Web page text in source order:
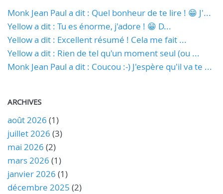
Monk Jean Paul a dit : Quel bonheur de te lire ! 😁 J'...
Yellow a dit : Tu es énorme, j'adore ! 😁 D...
Yellow a dit : Excellent résumé ! Cela me fait ...
Yellow a dit : Rien de tel qu'un moment seul (ou ...
Monk Jean Paul a dit : Coucou :-) J'espère qu'il va te ...
ARCHIVES
août 2026 (1)
juillet 2026 (3)
mai 2026 (2)
mars 2026 (1)
janvier 2026 (1)
décembre 2025 (2)